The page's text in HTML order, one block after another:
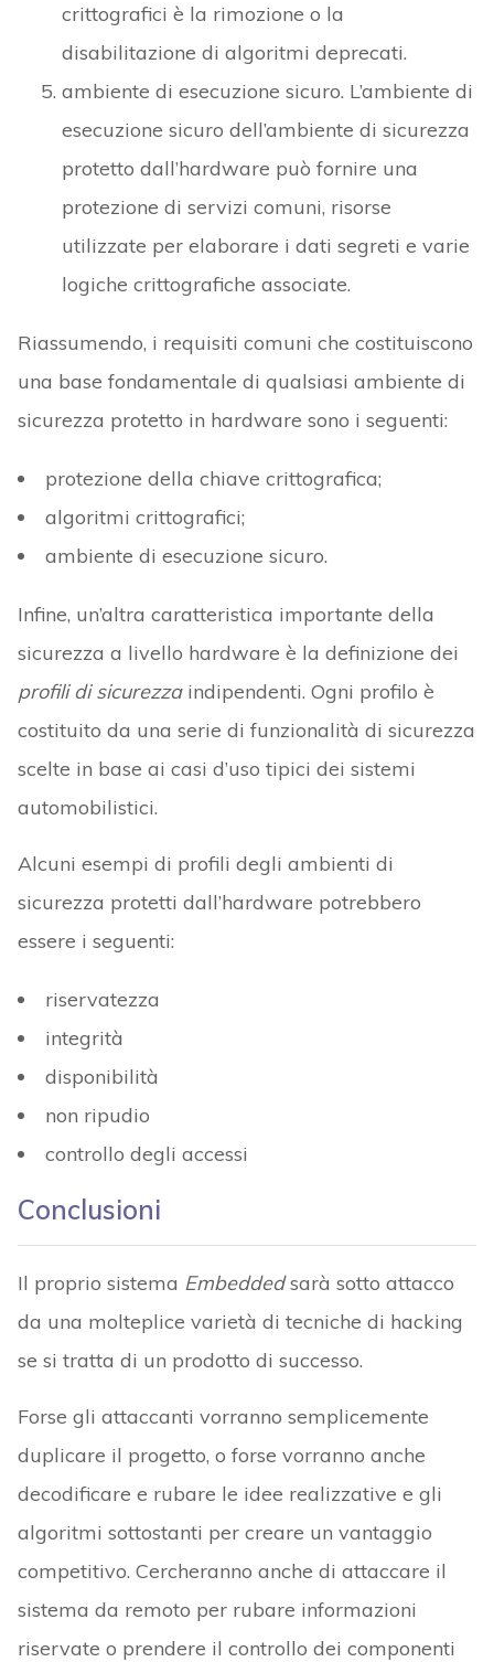
crittografici è la rimozione o la
disabilitazione di algoritmi deprecati.
ambiente di esecuzione sicuro. L’ambiente di
esecuzione sicuro dell’ambiente di sicurezza
protetto dall’hardware può fornire una
protezione di servizi comuni, risorse
utilizzate per elaborare i dati segreti e varie
logiche crittografiche associate.
Riassumendo, i requisiti comuni che costituiscono
una base fondamentale di qualsiasi ambiente di
sicurezza protetto in hardware sono i seguenti:
protezione della chiave crittografica;
algoritmi crittografici;
ambiente di esecuzione sicuro.
Infine, un’altra caratteristica importante della
sicurezza a livello hardware è la definizione dei
profili di sicurezzaindipendenti. Ogni profilo è
costituito da una serie di funzionalità di sicurezza
scelte in base ai casi d’uso tipici dei sistemi
automobilistici.
Alcuni esempi di profili degli ambienti di
sicurezza protetti dall’hardware potrebbero
essere i seguenti:
riservatezza
integrità
disponibilità
non ripudio
controllo degli accessi
Conclusioni
Il proprio sistema Embeddedsarà sotto attacco
da una molteplice varietà di tecniche di hacking
se si tratta di un prodotto di successo.
Forse gli attaccanti vorranno semplicemente
duplicare il progetto, o forse vorranno anche
decodificare e rubare le idee realizzative e gli
algoritmi sottostanti per creare un vantaggio
competitivo. Cercheranno anche di attaccare il
sistema da remoto per rubare informazioni
riservate o prendere il controllo dei componenti